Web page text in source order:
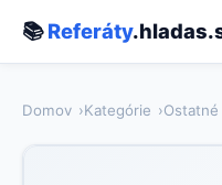
📚Referáty
Domov Kategórie Ostatné